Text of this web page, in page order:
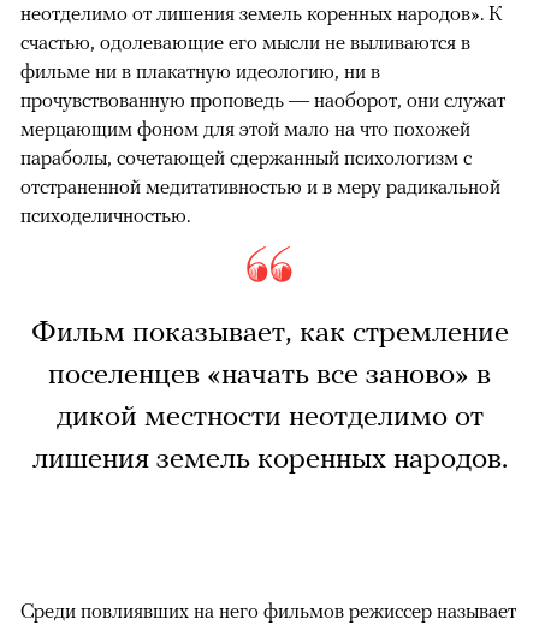
неотделимо от лишения земель коренных народов». К
счастью, одолевающие его мысли не выливаются в
фильме ни в плакатную идеологию, ни в
прочувствованную проповедь — наоборот, они служат
мерцающим фоном для этой мало на что похожей
параболы, сочетающей сдержанный психологизм с
отстраненной медитативностью и в меру радикальной
психоделичностью.
Фильм показывает, как стремление
поселенцев «начать все заново» в
дикой местности неотделимо от
лишения земель коренных народов.
Среди повлиявших на него фильмов режиссер называет